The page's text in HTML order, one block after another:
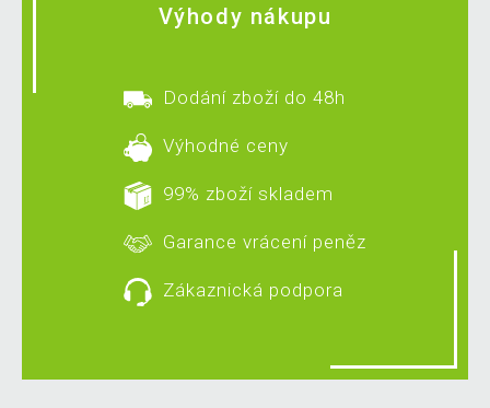
Výhody nákupu
Dodání zboží do 48h
Výhodné ceny
99% zboží skladem
Garance vrácení peněz
Zákaznická podpora